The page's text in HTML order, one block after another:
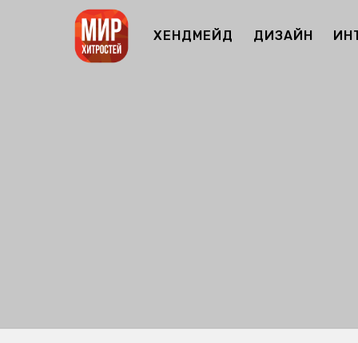
ХЕНДМЕЙД ДИЗАЙН